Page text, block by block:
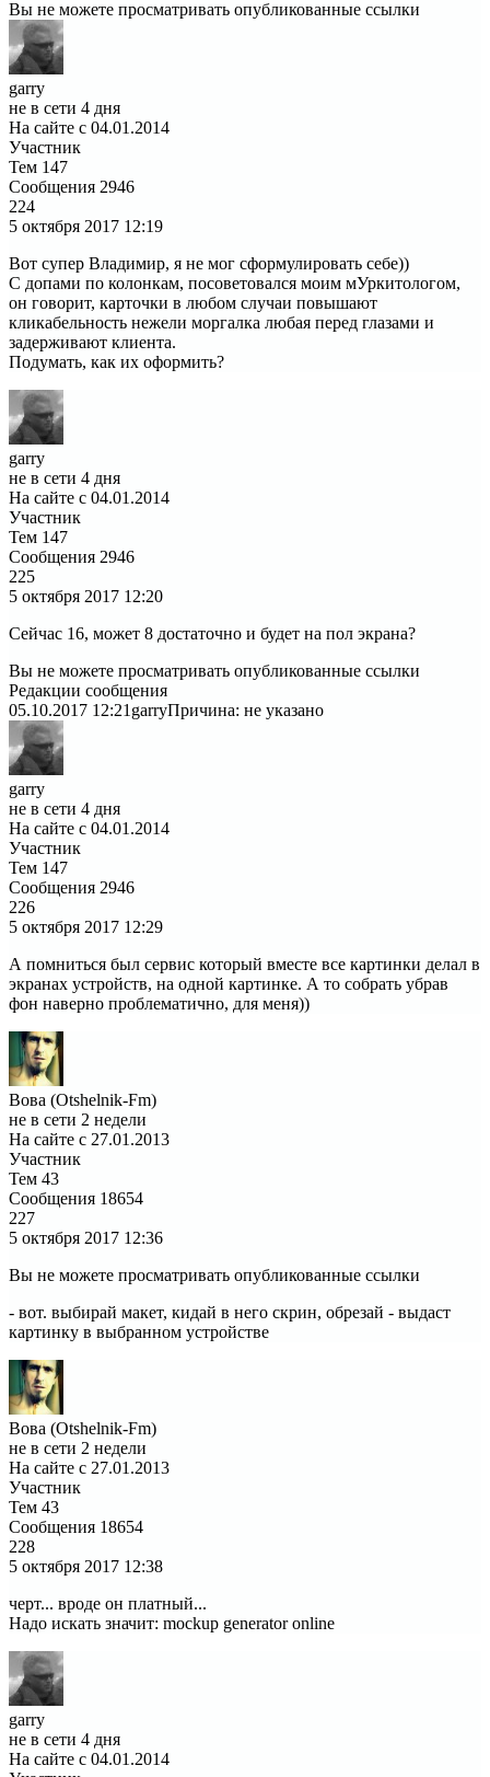
Вы не можете просматривать опубликованные ссылки
garry
не в сети 4 дня
На сайте с 04.01.2014
Участник
Тем 147
Сообщения 2946
224
5 октября 2017 12:19
Вот супер Владимир, я не мог сформулировать себе))
С допами по колонкам, посоветовался моим мУркитологом,
он говорит, карточки в любом случаи повышают
кликабельность нежели моргалка любая перед глазами и
задерживают клиента.
Подумать, как их оформить?
garry
не в сети 4 дня
На сайте с 04.01.2014
Участник
Тем 147
Сообщения 2946
225
5 октября 2017 12:20
Сейчас 16, может 8 достаточно и будет на пол экрана?
Вы не можете просматривать опубликованные ссылки
Редакции сообщения
05.10.2017 12:21 garryПричина: не указано
garry
не в сети 4 дня
На сайте с 04.01.2014
Участник
Тем 147
Сообщения 2946
226
5 октября 2017 12:29
А помниться был сервис который вместе все картинки делал в
экранах устройств, на одной картинке. А то собрать убрав
фон наверно проблематично, для меня))
Вова (Otshelnik-Fm)
не в сети 2 недели
На сайте с 27.01.2013
Участник
Тем 43
Сообщения 18654
227
5 октября 2017 12:36
Вы не можете просматривать опубликованные ссылки
- вот. выбирай макет, кидай в него скрин, обрезай - выдаст
картинку в выбранном устройстве
Вова (Otshelnik-Fm)
не в сети 2 недели
На сайте с 27.01.2013
Участник
Тем 43
Сообщения 18654
228
5 октября 2017 12:38
черт... вроде он платный...
Надо искать значит: mockup generator online
garry
не в сети 4 дня
На сайте с 04.01.2014